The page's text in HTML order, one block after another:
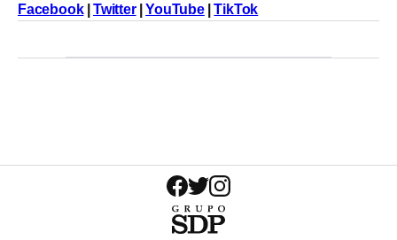
Facebook|Twitter|YouTube|TikTok